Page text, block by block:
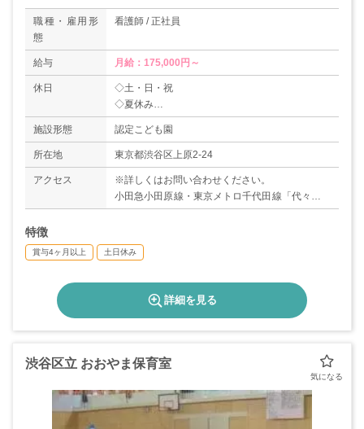
職種・雇用形
態
看護師 / 正社員
給与 月給：175,000円～
休日
◇土・日・祝
◇夏休み
◇年末年始休暇
◇慶弔休暇
施設形態 認定こども園
所在地 東京都渋谷区上原2-24
アクセス
※詳しくはお問い合わせください。
小田急小田原線・東京メトロ千代田線「代々木上
原駅」より徒歩8分
特徴
賞与4ヶ月以上 土日休み
詳細を見る
渋谷区立 おおやま保育室